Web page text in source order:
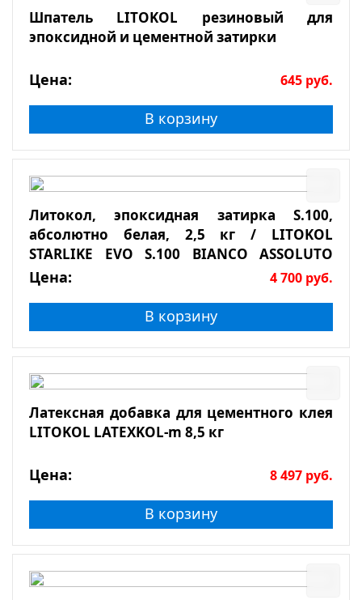
Шпатель LITOKOL резиновый для
эпоксидной и цементной затирки
Цена: 645 руб.
В корзину
Литокол, эпоксидная затирка S.100,
абсолютно белая, 2,5 кг / LITOKOL
STARLIKE EVO S.100 BIANCO ASSOLUTO
2,5кг
Цена: 4 700 руб.
В корзину
Латексная добавка для цементного клея
LITOKOL LATEXKOL-m 8,5 кг
Цена: 8 497 руб.
В корзину